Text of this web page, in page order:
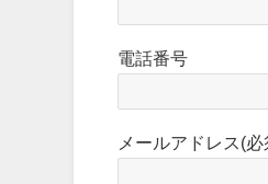
電話番号
メールアドレス(必